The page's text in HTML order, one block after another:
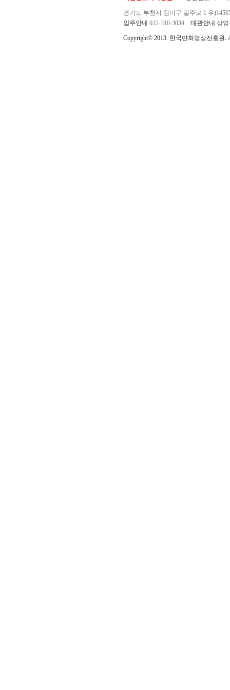
경기도 부천시 원미구 길주로 1 우
입주안내 032-310-3034 대관안내 상영
Copyright© 2013. 한국만화영상진흥원.